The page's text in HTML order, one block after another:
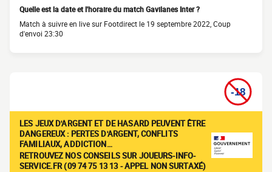
Quelle est la date et l'horaire du match Gavilanes Inter ?
Match à suivre en live sur Footdirect le 19 septembre 2022, Coup
d'envoi 23:30
LES JEUX D'ARGENT ET DE HASARD PEUVENT ÊTRE
DANGEREUX : PERTES D'ARGENT, CONFLITS
FAMILIAUX, ADDICTION…
RETROUVEZ NOS CONSEILS SUR JOUEURS-INFO-
SERVICE.FR (09 74 75 13 13 - APPEL NON SURTAXÉ)